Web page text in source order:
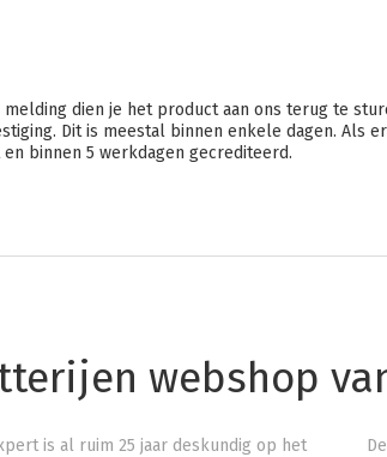
dien je het product aan ons terug te
Dit is meestal binnen enkele dagen. Als
binnen 5 werkdagen gecrediteerd.
webshop
is al ruim 25 jaar deskundig op het